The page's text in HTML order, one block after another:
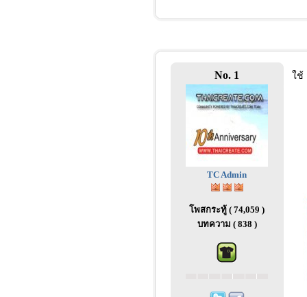
No. 1
TC Admin
โพสกระทู้ ( 74,059 )
บทความ ( 838 )
ใช้